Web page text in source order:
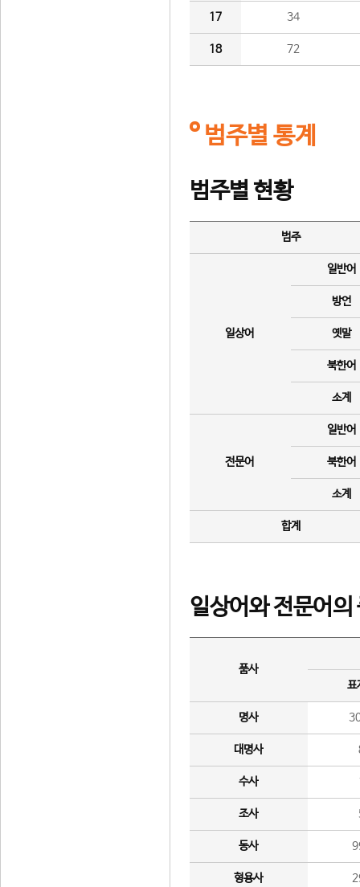
17 34
18 72
범주별 통계
범주별 현황
범주
일상어
일반어
방언
옛말
북한어
소계
전문어
일반어
북한어
소계
합계
일상어와 전문어의
품사
표
명사
대명사
수사
조사
동사
형용사